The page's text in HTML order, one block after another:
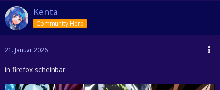
Kenta
Community Hero
21. Januar 2026
in firefox scheinbar